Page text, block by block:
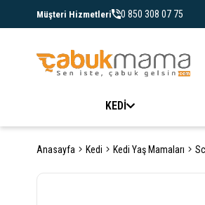
Müşteri Hizmetleri 0 850 308 07 75
KEDİ
Anasayfa Kedi Kedi Yaş Mamaları